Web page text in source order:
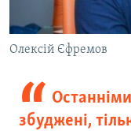
Олексій Єфремов
збуджені,